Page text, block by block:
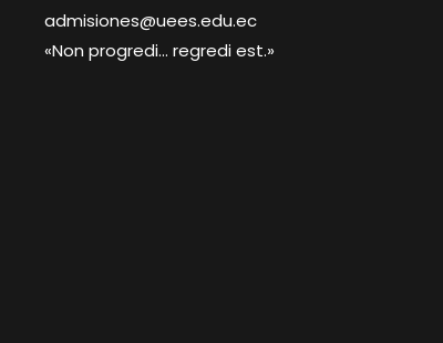
admisiones@uees.edu.ec
«Non progredi... regredi est.»